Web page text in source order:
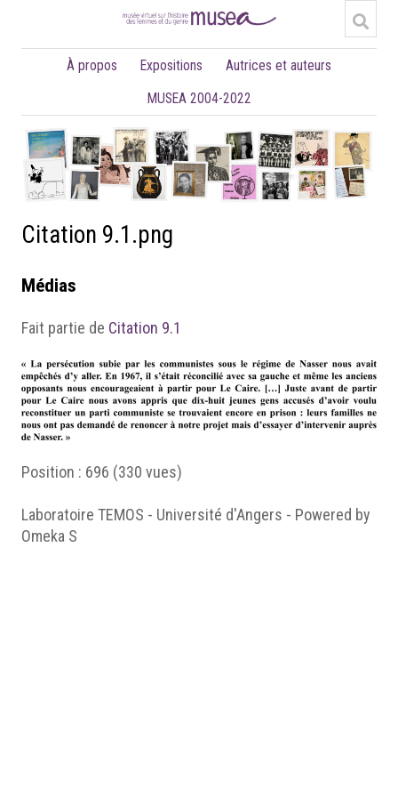
À propos Expositions
Autrices et auteurs
MUSEA 2004-2022
Citation 9.1.png
Médias
Fait partie de Citation 9.1
Position : 696 (330 vues)
Laboratoire TEMOS - Université d'Angers - Powered by
Omeka S